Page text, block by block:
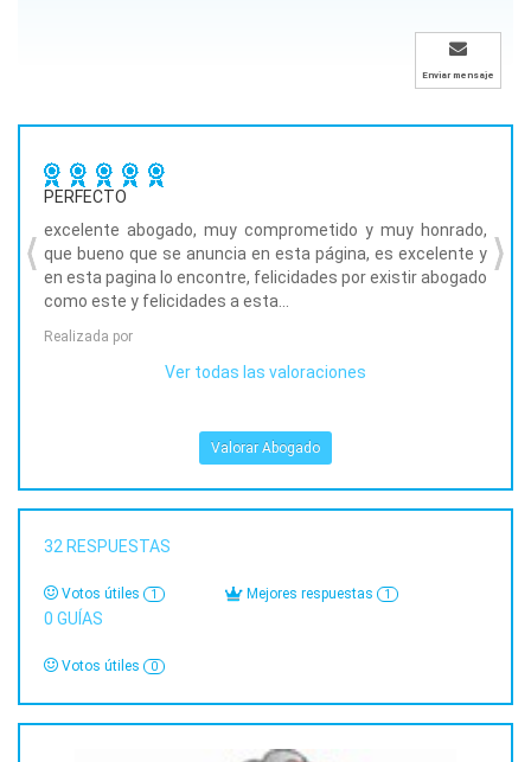
Enviar mensaje
PERFECTO
excelente abogado, muy comprometido y muy honrado,
que bueno que se anuncia en esta página, es excelente y
en esta pagina lo encontre, felicidades por existir abogado
como este y felicidades a esta...
Realizada por
Ver todas las valoraciones
Valorar Abogado
32 RESPUESTAS
Votos útiles 1 Mejores respuestas 1
0 GUÍAS
Votos útiles 0